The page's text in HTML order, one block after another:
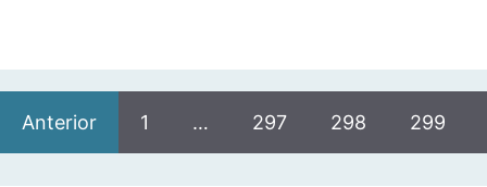
Anterior 1 … 297 298 299